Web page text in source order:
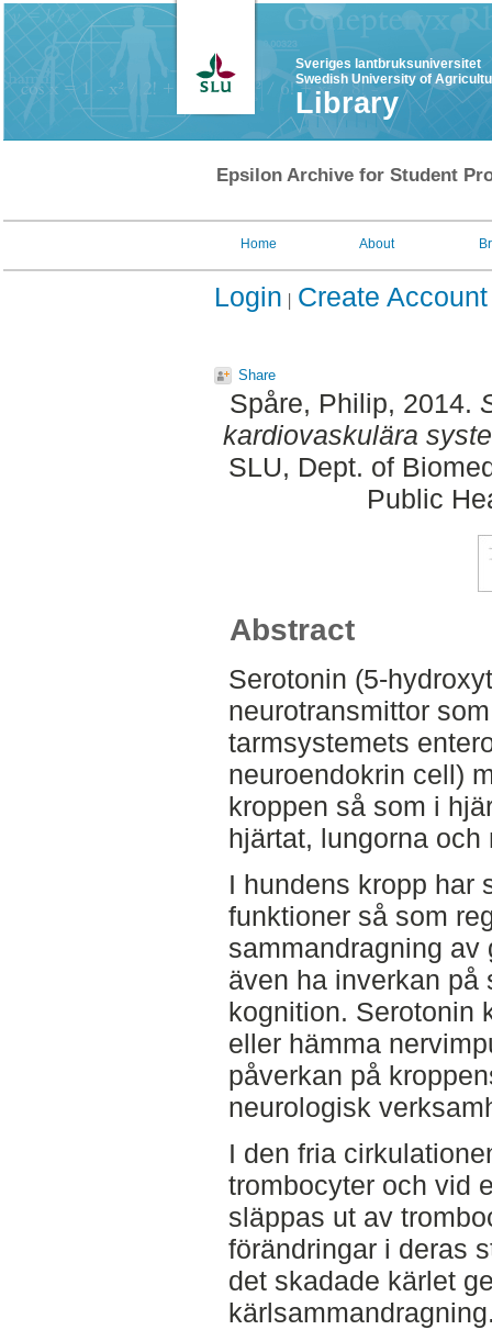
Sveriges lantbruksuniversitet
Swedish University of
Library
Epsilon Archive for Student
Home About
Login Create Account
Share
Spåre, Philip, 2014.
kardiovaskulära
SLU, Dept. of
Public
Abstract
Serotonin (5-
neurotransmittor
tarmsystemets
neuroendokrin cell)
kroppen så som i
hjärtat, lungorna och
I hundens kropp har
funktioner så som
sammandragning av
även ha inverkan på
kognition. Serotonin
eller hämma
påverkan på
neurologisk
I den fria
trombocyter och vid
släppas ut av
förändringar i deras
det skadade kärlet